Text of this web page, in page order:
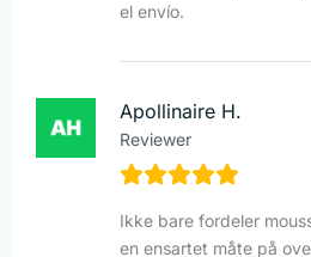
el envío.
Apollinaire H.
Reviewer
Ikke bare fordeler
en ensartet måte på